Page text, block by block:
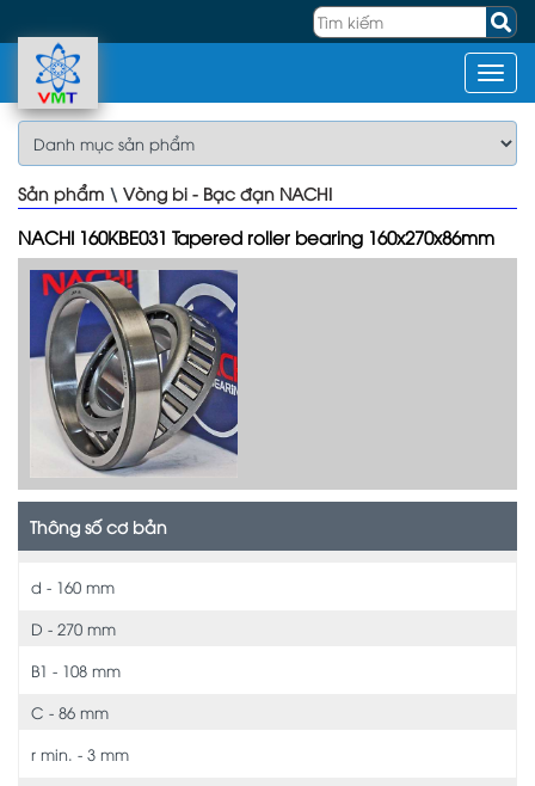
Sản phẩm \ Vòng bi - Bạc đạn NACHI
NACHI 160KBE031 Tapered roller bearing 160x270x86mm
Thông số cơ bản
d - 160 mm
D - 270 mm
B1 - 108 mm
C - 86 mm
r min. - 3 mm